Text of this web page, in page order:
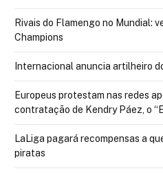
Rivais do Flamengo no Mundial:
Champions
Internacional anuncia artilheiro
Europeus protestam nas redes
contratação de Kendry Páez, o
LaLiga pagará recompensas a
piratas